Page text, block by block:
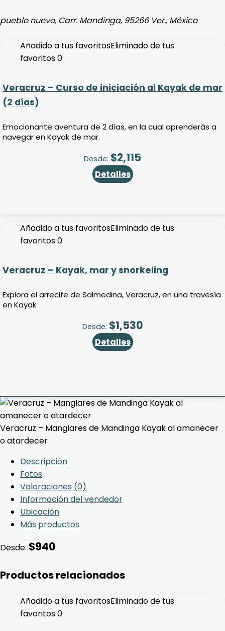
pueblo nuevo, Carr. Mandinga, 95266 Ver., México
Añadido a tus favoritosEliminado de tus
favoritos0
Veracruz – Curso de iniciación al Kayak de mar
(2 días)
Emocionante aventura de 2 días, en la cual aprenderás a
navegar en Kayak de mar.
Desde: $2,115
Detalles
Añadido a tus favoritosEliminado de tus
favoritos0
Veracruz – Kayak, mar y snorkeling
Explora el arrecife de Salmedina, Veracruz, en una travesía
en Kayak
Desde: $1,530
Detalles
Veracruz – Manglares de Mandinga Kayak al amanecer
o atardecer
Descripción
Fotos
Valoraciones (0)
Información del vendedor
Ubicación
Más productos
Desde: $940
Productos relacionados
Añadido a tus favoritosEliminado de tus
favoritos0